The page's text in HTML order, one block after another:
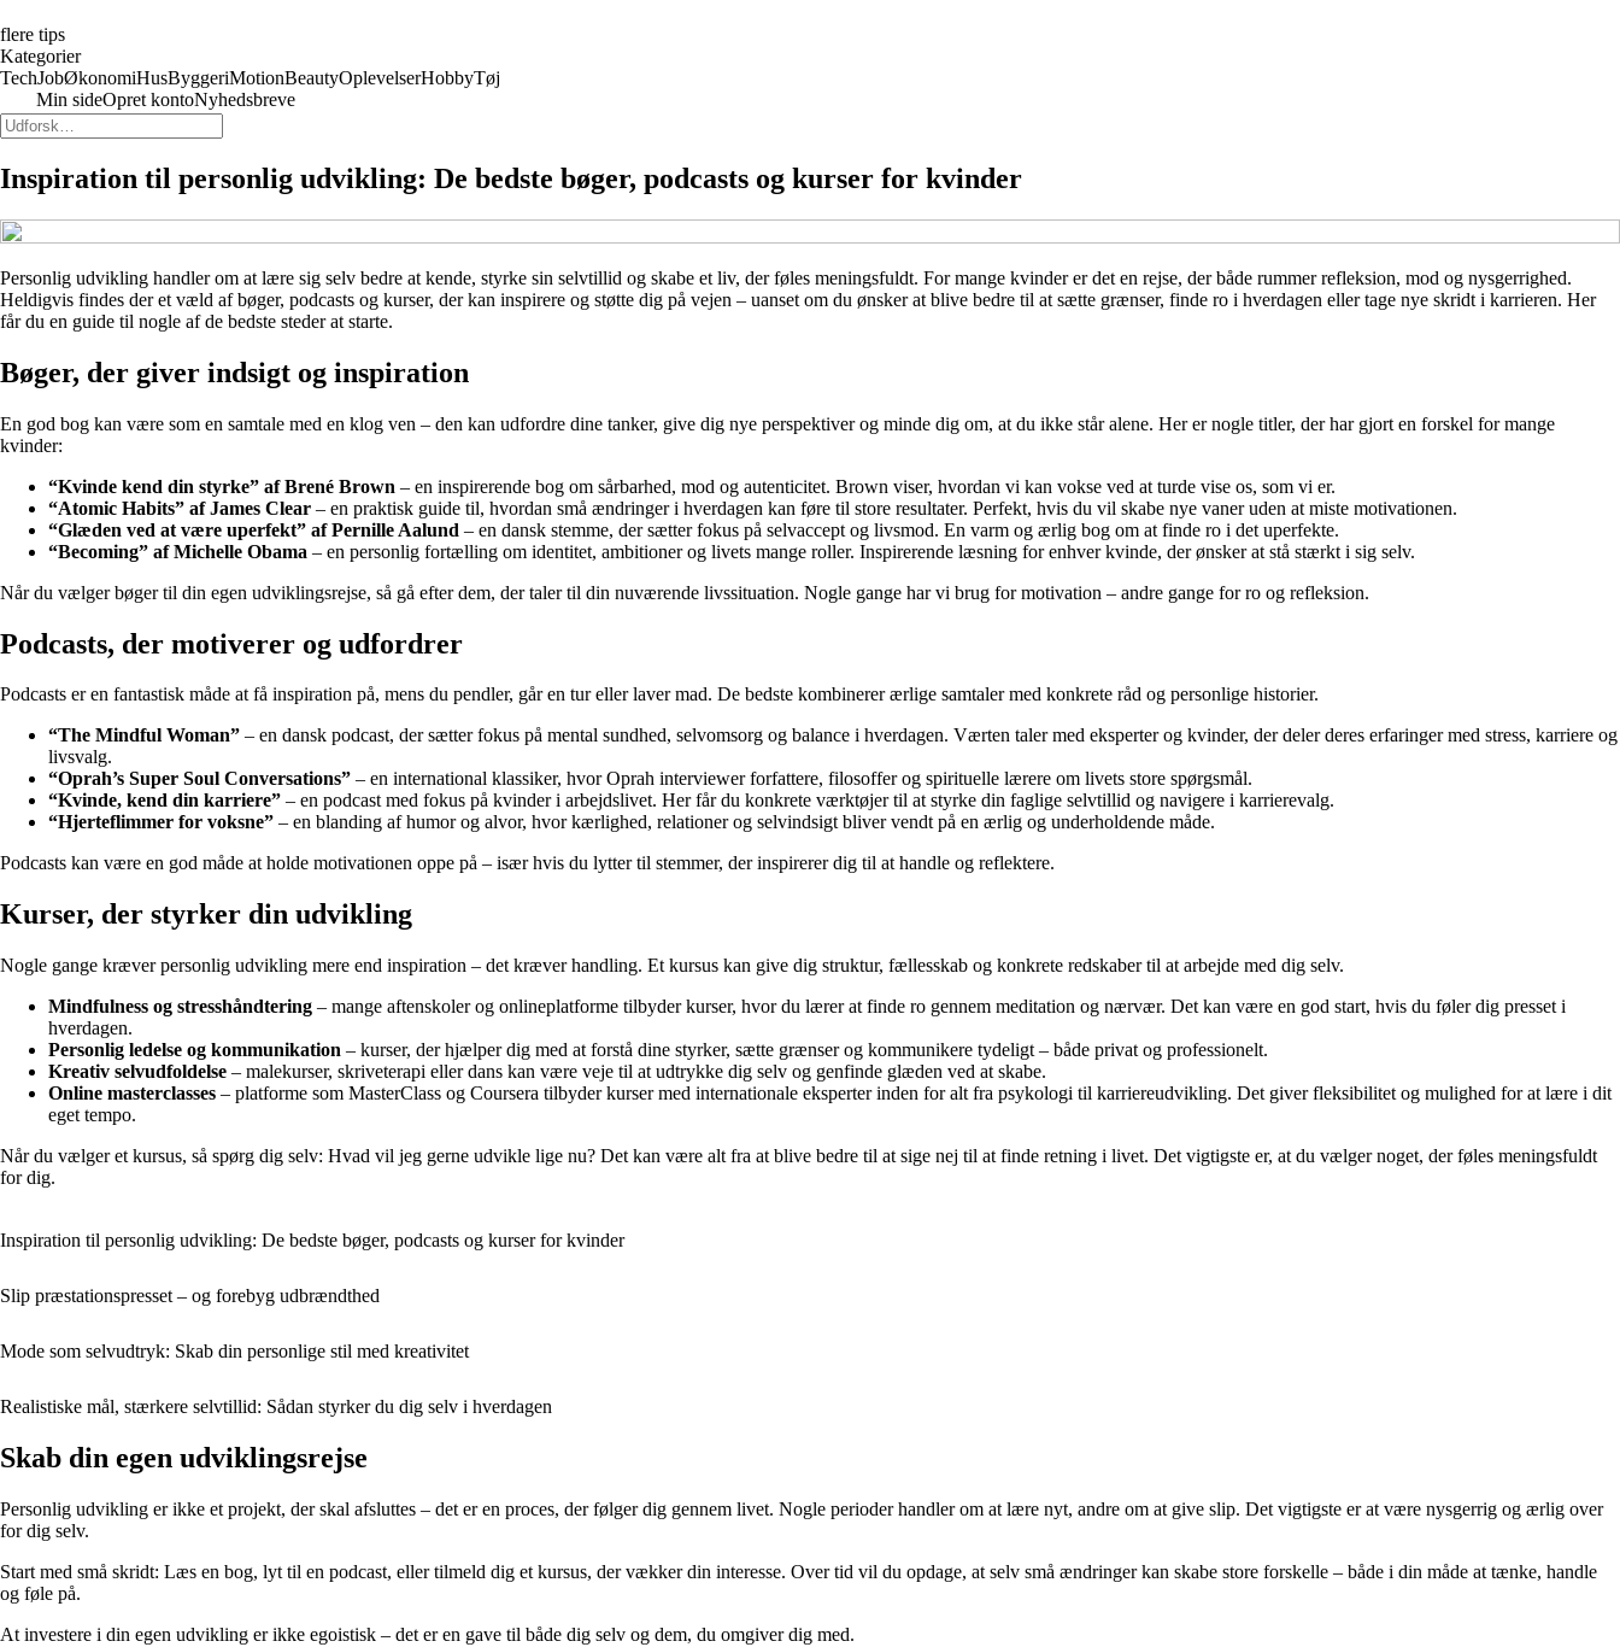
flere tips
Kategorier
TechJobØkonomiHusByggeriMotionBeautyOplevelserHobbyTøj
Min sideOpret kontoNyhedsbreve
Inspiration til personlig udvikling: De bedste bøger, podcasts og kurser for kvinder
Personlig udvikling handler om at lære sig selv bedre at kende, styrke sin selvtillid og skabe et liv, der føles meningsfuldt. For mange kvinder er det en rejse, der både rummer refleksion, mod og nysgerrighed.
Heldigvis findes der et væld af bøger, podcasts og kurser, der kan inspirere og støtte dig på vejen – uanset om du ønsker at blive bedre til at sætte grænser, finde ro i hverdagen eller tage nye skridt i karrieren. Her
får du en guide til nogle af de bedste steder at starte.
Bøger, der giver indsigt og inspiration
En god bog kan være som en samtale med en klog ven – den kan udfordre dine tanker, give dig nye perspektiver og minde dig om, at du ikke står alene. Her er nogle titler, der har gjort en forskel for mange
kvinder:
“Kvinde kend din styrke” af Brené Brown – en inspirerende bog om sårbarhed, mod og autenticitet. Brown viser, hvordan vi kan vokse ved at turde vise os, som vi er.
“Atomic Habits” af James Clear – en praktisk guide til, hvordan små ændringer i hverdagen kan føre til store resultater. Perfekt, hvis du vil skabe nye vaner uden at miste motivationen.
“Glæden ved at være uperfekt” af Pernille Aalund – en dansk stemme, der sætter fokus på selvaccept og livsmod. En varm og ærlig bog om at finde ro i det uperfekte.
“Becoming” af Michelle Obama – en personlig fortælling om identitet, ambitioner og livets mange roller. Inspirerende læsning for enhver kvinde, der ønsker at stå stærkt i sig selv.
Når du vælger bøger til din egen udviklingsrejse, så gå efter dem, der taler til din nuværende livssituation. Nogle gange har vi brug for motivation – andre gange for ro og refleksion.
Podcasts, der motiverer og udfordrer
Podcasts er en fantastisk måde at få inspiration på, mens du pendler, går en tur eller laver mad. De bedste kombinerer ærlige samtaler med konkrete råd og personlige historier.
“The Mindful Woman” – en dansk podcast, der sætter fokus på mental sundhed, selvomsorg og balance i hverdagen. Værten taler med eksperter og kvinder, der deler deres erfaringer med stress, karriere og
livsvalg.
“Oprah’s Super Soul Conversations” – en international klassiker, hvor Oprah interviewer forfattere, filosoffer og spirituelle lærere om livets store spørgsmål.
“Kvinde, kend din karriere” – en podcast med fokus på kvinder i arbejdslivet. Her får du konkrete værktøjer til at styrke din faglige selvtillid og navigere i karrierevalg.
“Hjerteflimmer for voksne” – en blanding af humor og alvor, hvor kærlighed, relationer og selvindsigt bliver vendt på en ærlig og underholdende måde.
Podcasts kan være en god måde at holde motivationen oppe på – især hvis du lytter til stemmer, der inspirerer dig til at handle og reflektere.
Kurser, der styrker din udvikling
Nogle gange kræver personlig udvikling mere end inspiration – det kræver handling. Et kursus kan give dig struktur, fællesskab og konkrete redskaber til at arbejde med dig selv.
Mindfulness og stresshåndtering – mange aftenskoler og onlineplatforme tilbyder kurser, hvor du lærer at finde ro gennem meditation og nærvær. Det kan være en god start, hvis du føler dig presset i
hverdagen.
Personlig ledelse og kommunikation – kurser, der hjælper dig med at forstå dine styrker, sætte grænser og kommunikere tydeligt – både privat og professionelt.
Kreativ selvudfoldelse – malekurser, skriveterapi eller dans kan være veje til at udtrykke dig selv og genfinde glæden ved at skabe.
Online masterclasses – platforme som MasterClass og Coursera tilbyder kurser med internationale eksperter inden for alt fra psykologi til karriereudvikling. Det giver fleksibilitet og mulighed for at lære i dit
eget tempo.
Når du vælger et kursus, så spørg dig selv: Hvad vil jeg gerne udvikle lige nu? Det kan være alt fra at blive bedre til at sige nej til at finde retning i livet. Det vigtigste er, at du vælger noget, der føles meningsfuldt
for dig.
Inspiration til personlig udvikling: De bedste bøger, podcasts og kurser for kvinder
Slip præstationspresset – og forebyg udbrændthed
Mode som selvudtryk: Skab din personlige stil med kreativitet
Realistiske mål, stærkere selvtillid: Sådan styrker du dig selv i hverdagen
Skab din egen udviklingsrejse
Personlig udvikling er ikke et projekt, der skal afsluttes – det er en proces, der følger dig gennem livet. Nogle perioder handler om at lære nyt, andre om at give slip. Det vigtigste er at være nysgerrig og ærlig over
for dig selv.
Start med små skridt: Læs en bog, lyt til en podcast, eller tilmeld dig et kursus, der vækker din interesse. Over tid vil du opdage, at selv små ændringer kan skabe store forskelle – både i din måde at tænke, handle
og føle på.
At investere i din egen udvikling er ikke egoistisk – det er en gave til både dig selv og dem, du omgiver dig med.